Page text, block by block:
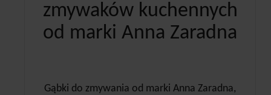
zmywaków kuchennych
od marki Anna Zaradna
Gąbki do zmywania od marki Anna Zaradna,